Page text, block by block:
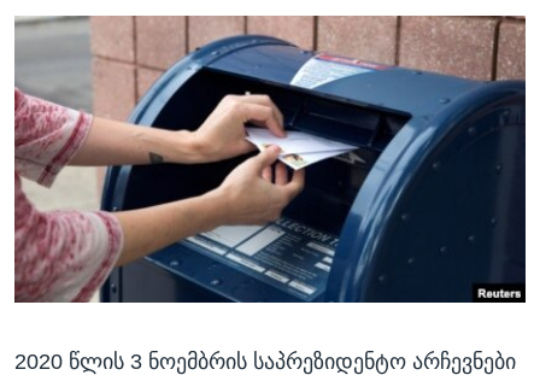
ᲒᲐᲓᲐᲪᲔᲛᲔᲑᲘ
ᲕᲐᲨᲘᲜᲒᲢᲝᲜᲘ ᲓᲦᲔᲡ
ᲮᲔᲓᲕᲐ ᲕᲐᲨᲘᲜᲒᲢᲝᲜᲘᲓᲐᲜ
ᲡᲢᲣᲓᲘᲐ ᲕᲐᲨᲘᲜᲒᲢᲝᲜᲘ
ᲡᲮᲕᲐ ᲡᲘᲐᲮᲚᲔᲔᲑᲘ
ᲞᲝᲚᲘᲢᲘᲙᲐ
ᲔᲙᲝᲜᲝᲛᲘᲙᲐ
ᲯᲐᲜᲛᲠᲗᲔᲚᲝᲑᲐ
ᲛᲔᲪᲜᲘᲔᲠᲔᲑᲐ
ᲘᲜᲢᲔᲠᲕᲘᲣ
ᲒᲐᲚᲘᲚᲔᲝ
ᲠᲣᲡᲔᲗᲘᲡ ᲨᲔᲭᲠᲐ ᲣᲙᲠᲐᲘᲜᲐᲨᲘ
Learning English
ᲗᲕᲐᲚᲘ ᲒᲕᲐᲓᲔᲕᲜᲔᲗ
ენები
2020 წლის 3 ნოემბრის საპრეზიდენტო არჩევნები